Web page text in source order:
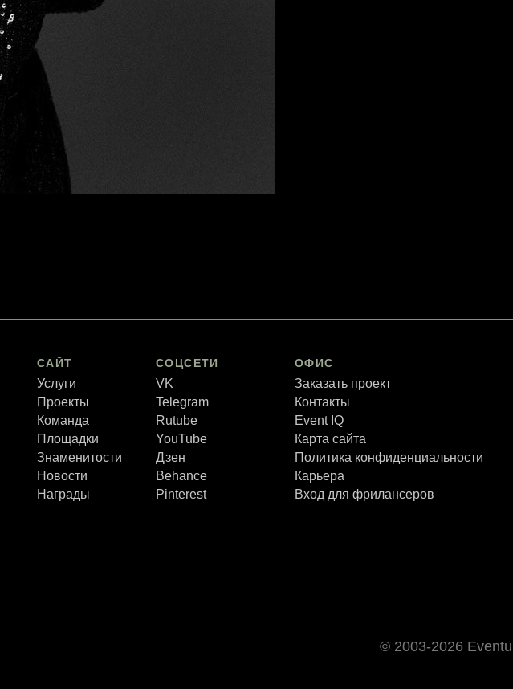
САЙТ
Услуги
Проекты
Команда
Площадки
Знаменитости
Новости
Награды
СОЦСЕТИ
VK
Telegram
Rutube
YouTube
Дзен
Behance
Pinterest
ОФИС
Заказать проект
Контакты
Event IQ
Карта сайта
Политика конфиденциальности
Карьера
Вход для фрилансеров
© 2003-2026